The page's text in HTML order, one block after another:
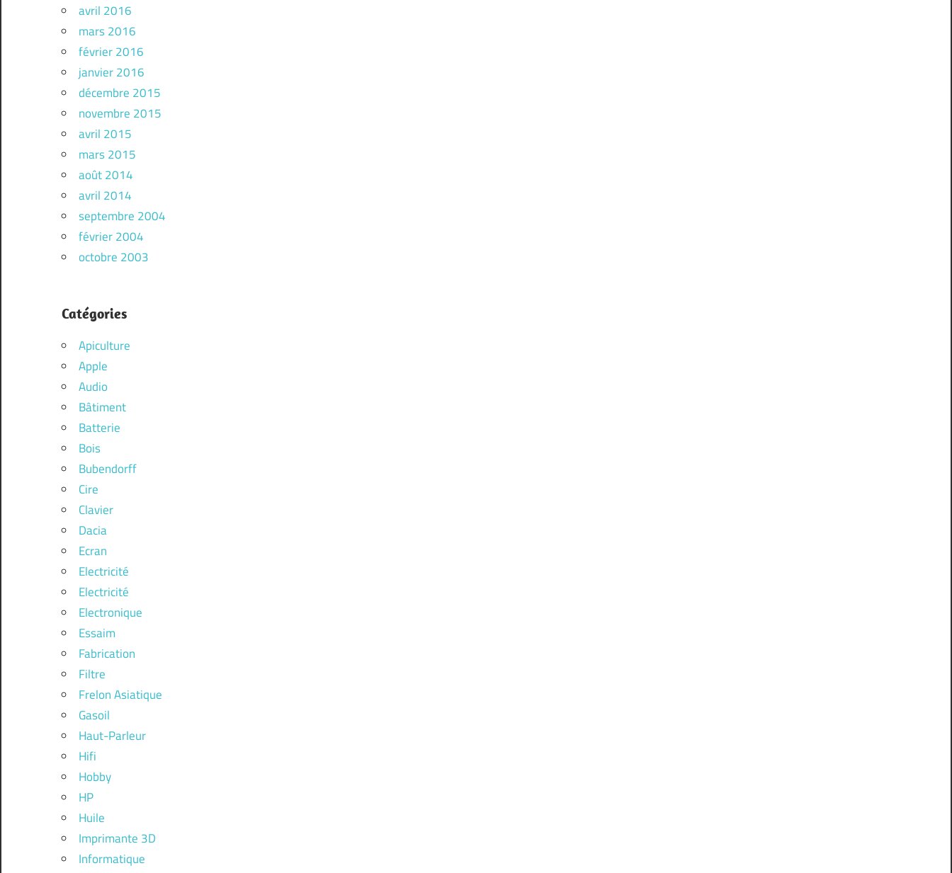
avril 2016
mars 2016
février 2016
janvier 2016
décembre 2015
novembre 2015
avril 2015
mars 2015
août 2014
avril 2014
septembre 2004
février 2004
octobre 2003
Catégories
Apiculture
Apple
Audio
Bâtiment
Batterie
Bois
Bubendorff
Cire
Clavier
Dacia
Ecran
Electricité
Electricité
Electronique
Essaim
Fabrication
Filtre
Frelon Asiatique
Gasoil
Haut-Parleur
Hifi
Hobby
HP
Huile
Imprimante 3D
Informatique